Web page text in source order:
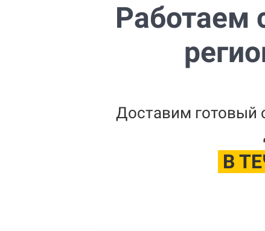
Работаем
Доставим готовый
В